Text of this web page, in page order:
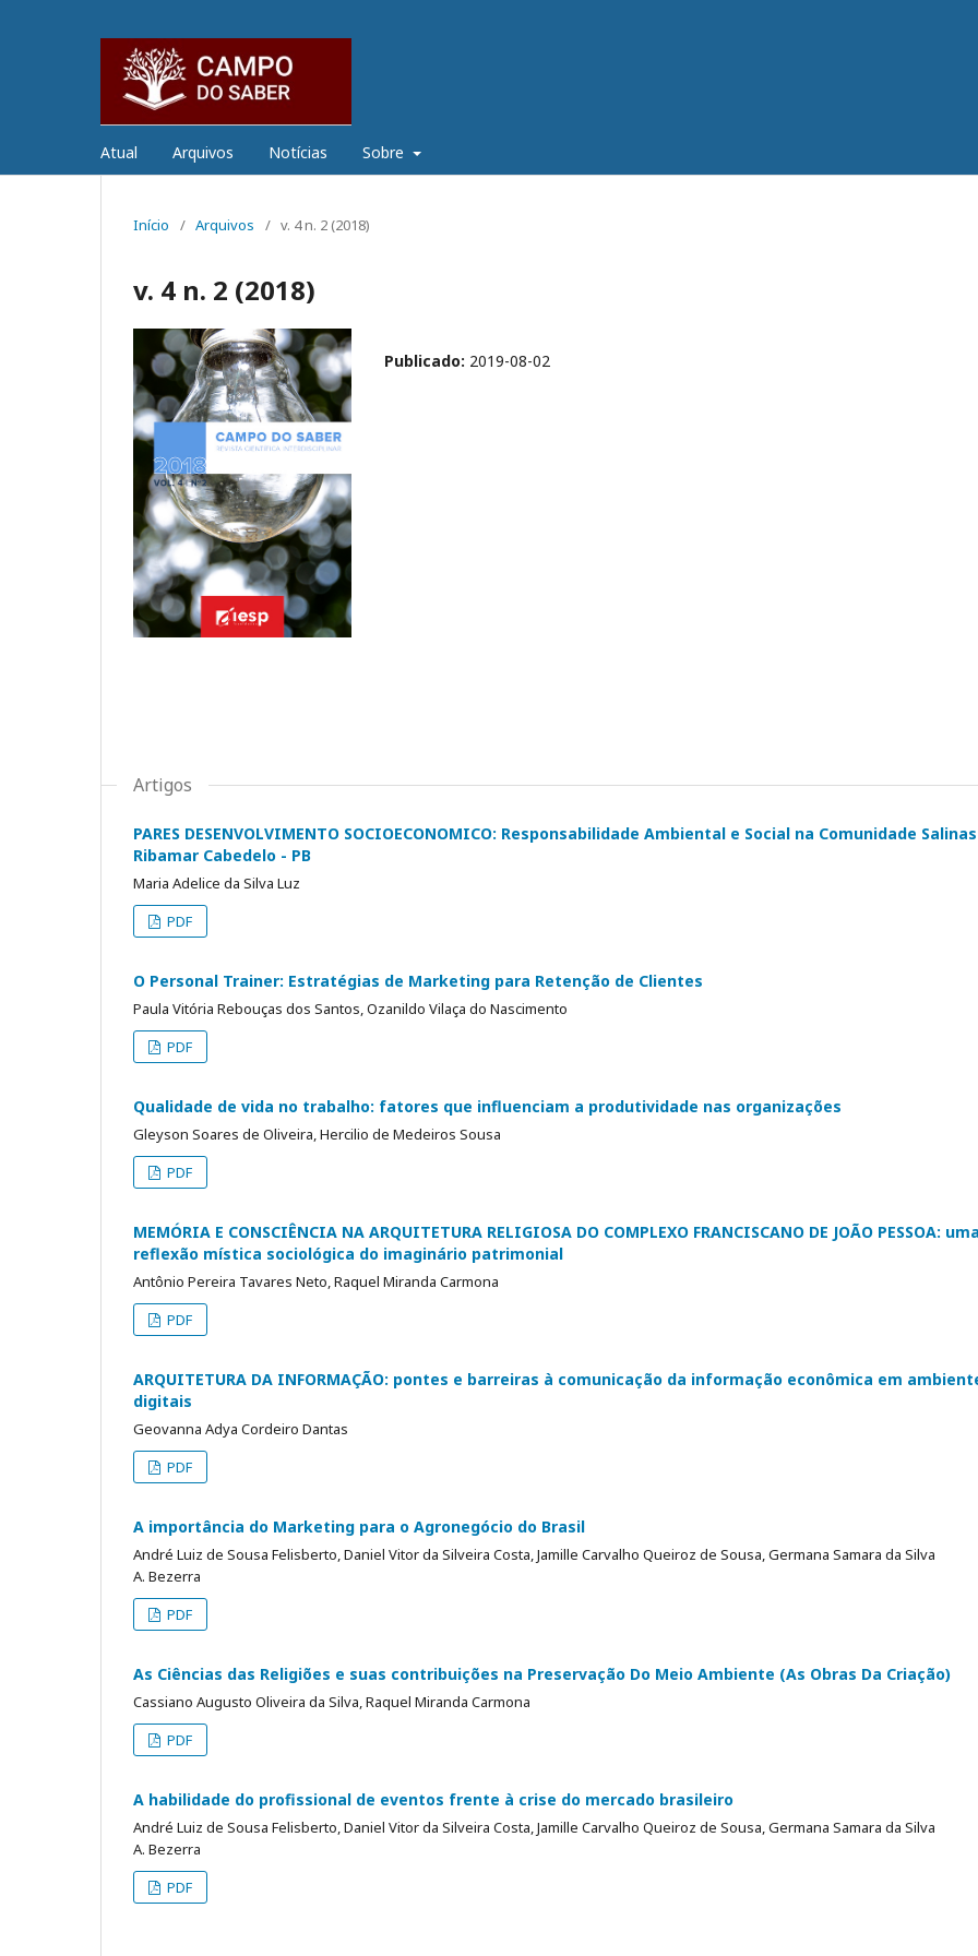
Atual Arquivos Notícias Sobre
Início / Arquivos / v. 4 n. 2 (2018)
v. 4 n. 2 (2018)
Publicado: 2019-08-02
Artigos
PARES DESENVOLVIMENTO SOCIOECONOMICO: Responsabilidade Ambiental e Social na Comunidade Salinas
Ribamar Cabedelo - PB
Maria Adelice da Silva Luz
PDF
O Personal Trainer: Estratégias de Marketing para Retenção de Clientes
Paula Vitória Rebouças dos Santos, Ozanildo Vilaça do Nascimento
PDF
Qualidade de vida no trabalho: fatores que influenciam a produtividade nas organizações
Gleyson Soares de Oliveira, Hercilio de Medeiros Sousa
PDF
MEMÓRIA E CONSCIÊNCIA NA ARQUITETURA RELIGIOSA DO COMPLEXO FRANCISCANO DE JOÃO PESSOA:
reflexão mística sociológica do imaginário patrimonial
Antônio Pereira Tavares Neto, Raquel Miranda Carmona
PDF
ARQUITETURA DA INFORMAÇÃO: pontes e barreiras à comunicação da informação econômica em
digitais
Geovanna Adya Cordeiro Dantas
PDF
A importância do Marketing para o Agronegócio do Brasil
André Luiz de Sousa Felisberto, Daniel Vitor da Silveira Costa, Jamille Carvalho Queiroz de Sousa, Germana Samara da Silva
A. Bezerra
PDF
As Ciências das Religiões e suas contribuições na Preservação Do Meio Ambiente (As Obras Da Criação)
Cassiano Augusto Oliveira da Silva, Raquel Miranda Carmona
PDF
A habilidade do profissional de eventos frente à crise do mercado brasileiro
André Luiz de Sousa Felisberto, Daniel Vitor da Silveira Costa, Jamille Carvalho Queiroz de Sousa, Germana Samara da Silva
A. Bezerra
PDF